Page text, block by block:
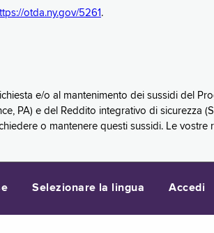
otda.ny.gov/5261.
e/o al mantenimento dei sussidi del
PA) e del Reddito integrativo di sicurezza
o mantenere questi sussidi. Le
Selezionare la lingua Accedi